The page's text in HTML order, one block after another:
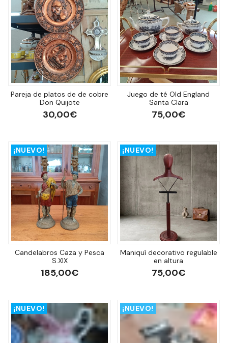
Pareja de platos de de cobre
Don Quijote
30,00€
Juego de té Old England
Santa Clara
75,00€
¡NUEVO!
Candelabros Caza y Pesca
S.XIX
185,00€
¡NUEVO!
Maniquí decorativo regulable
en altura
75,00€
¡NUEVO! ¡NUEVO!